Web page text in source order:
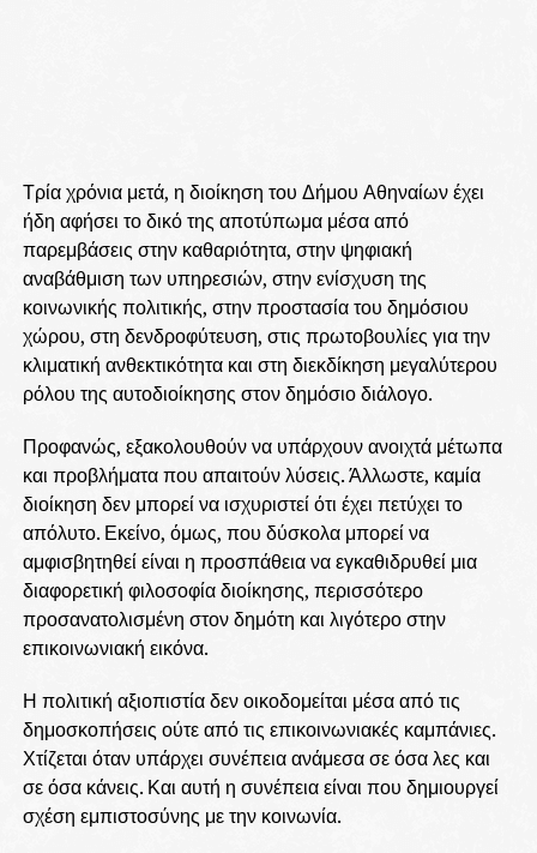
Τρία χρόνια μετά, η διοίκηση του Δήμου Αθηναίων έχει
ήδη αφήσει το δικό της αποτύπωμα μέσα από
παρεμβάσεις στην καθαριότητα, στην ψηφιακή
αναβάθμιση των υπηρεσιών, στην ενίσχυση της
κοινωνικής πολιτικής, στην προστασία του δημόσιου
χώρου, στη δενδροφύτευση, στις πρωτοβουλίες για την
κλιματική ανθεκτικότητα και στη διεκδίκηση μεγαλύτερου
ρόλου της αυτοδιοίκησης στον δημόσιο διάλογο.
Προφανώς, εξακολουθούν να υπάρχουν ανοιχτά μέτωπα
και προβλήματα που απαιτούν λύσεις. Άλλωστε, καμία
διοίκηση δεν μπορεί να ισχυριστεί ότι έχει πετύχει το
απόλυτο. Εκείνο, όμως, που δύσκολα μπορεί να
αμφισβητηθεί είναι η προσπάθεια να εγκαθιδρυθεί μια
διαφορετική φιλοσοφία διοίκησης, περισσότερο
προσανατολισμένη στον δημότη και λιγότερο στην
επικοινωνιακή εικόνα.
Η πολιτική αξιοπιστία δεν οικοδομείται μέσα από τις
δημοσκοπήσεις ούτε από τις επικοινωνιακές καμπάνιες.
Χτίζεται όταν υπάρχει συνέπεια ανάμεσα σε όσα λες και
σε όσα κάνεις. Και αυτή η συνέπεια είναι που δημιουργεί
σχέση εμπιστοσύνης με την κοινωνία.